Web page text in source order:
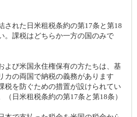
された日米租税条約の第17条と第18
。課税はどちらか一方の国のみで
よび米国永住権保有の方たちは、基
カの両国で納税の義務があります
税を防ぐための措置が設けられてい
（日米租税条約の第17条と第18条）